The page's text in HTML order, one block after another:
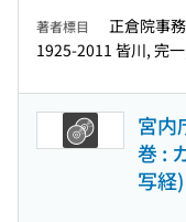
著者標目 正倉院事
1925-2011 皆川, 完
宮内
巻 :
写経